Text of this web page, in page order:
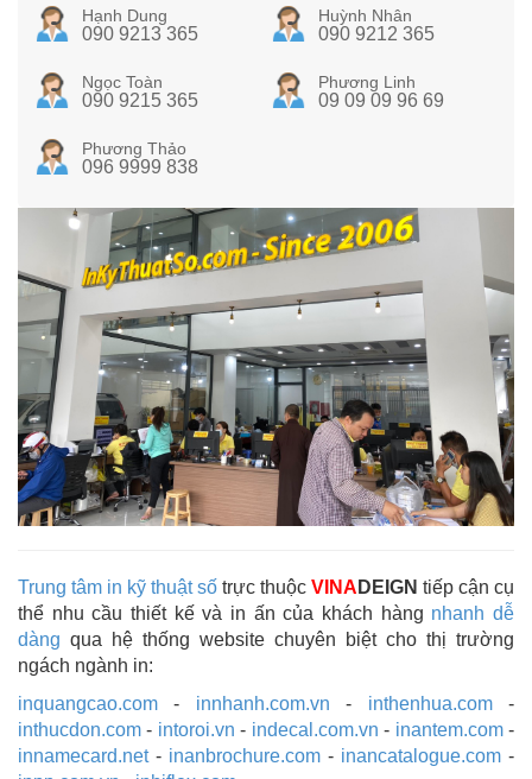
Hạnh Dung
090 9213 365
Huỳnh Nhân
090 9212 365
Ngọc Toàn
090 9215 365
Phương Linh
09 09 09 96 69
Phương Thảo
096 9999 838
Trung tâm in kỹ thuật số trực thuộc VINA DEIGN tiếp cận cụ
thể nhu cầu thiết kế và in ấn của khách hàng nhanh dễ
dàng qua hệ thống website chuyên biệt cho thị trường
ngách ngành in:
inquangcao.com - innhanh.com.vn - inthenhua.com-
inthucdon.com - intoroi.vn - indecal.com.vn - inantem.com-
innamecard.net- inanbrochure.com - inancatalogue.com -